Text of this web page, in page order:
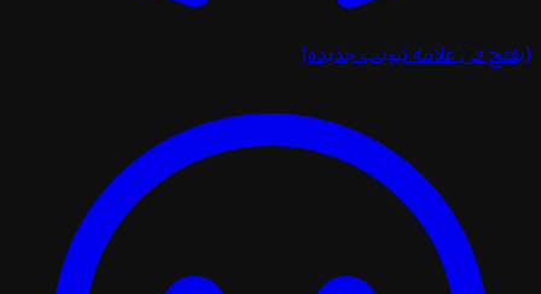
في علامة تبويب جديدة)